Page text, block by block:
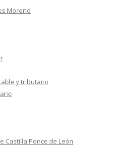
Moreno
y tributario
Castilla Ponce de León